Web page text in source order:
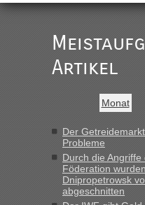
Artikel
Monat
Der
Probleme
Durch die
Föderation
Dnipropetrowsk
abgeschnitten